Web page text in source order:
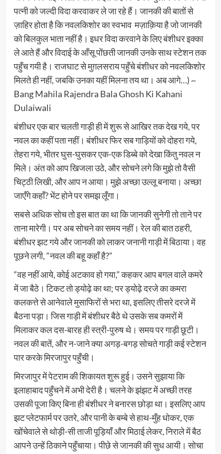
पत्नी को जल्दी विदा करवाकर ले जा रहे हैं। जानकी की बातों से
ज़ाहिर होता है कि नवलकिशोर का स्वभाव मज़ाक़िया है जो जानकी
को बिलकुल भाता नहीं है। इधर विदा करवाने के लिए बंशीधर इक्का
ले आते हैं और विदाई के आँसू पोंछती जानकी उनके साथ स्टेशन तक
पहुँच गयी है। राजघाट से मुग़लसराय पहुँचे बंशीधर को नवलकिशोर
मिलते ही नहीं, जबकि उनका यहीं मिलना तय था। अब आगे…) ~
Bang Mahila Rajendra Bala Ghosh Ki Kahani
Dulaiwali
बंशीधर एक बार चलती गाड़ी ही में शुरू से आखिर तक देख गये, पर
नवल का कहीं पता नहीं। बंशीधर फिर सब गाड़ियों को दोहरा गये,
तेहरा गये, भीतर घुस-घुसकर एक-एक डिब्बे को देखा किंतु नवल न
मिले। अंत को आप खिजला उठे, और सोचने लगे कि मुझे तो वैसी
चिट्ठी लिखी, और आप न आया। मुझे अच्छा उल्लू बनाया। अच्छा
जाएँगे कहाँ? भेंट होने पर समझ लूँगा।
सबसे अधिक सोच तो इस बात का था कि जानकी सुनेगी तो ताने पर
ताना मारेगी। पर अब सोचने का समय नहीं। रेल की बात ठहरी,
बंशीधर झट गये और जानकी को लाकर जनानी गाड़ी में बिठाया। वह
पूछने लगी, “नवल की बहू कहाँ है?”
“वह नहीं आये, कोई अटकाव हो गया,” कहकर आप बगल वाले कमरे
में जा बैठे। टिकट तो ड्योढ़े का था; पर ड्योढ़े दरजे का कमरा
कलकत्ते से आनेवाले मुसाफिरों से भरा था, इसलिए तीसरे दरजे में
बैठना पड़ा। जिस गाड़ी में बंशीधर बैठे थे उसके सब कमरों में
मिलाकर कल दस-बारह ही स्त्री-पुरुष थे। समय पर गाड़ी छूटी।
नवल की बातें, और न-जाने क्या अगड़-बगड़ सोचते गाड़ी कई स्टेशन
पार करके मिरजापुर पहुँची।
मिरजापुर में पेटराम की शिकायत शुरू हुई। उसने सुझाया कि
इलाहाबाद पहुँचने में अभी देरी है। चलने के झंझट में अच्छी तरह
उसकी पूजा किए बिना ही बंशीधर ने बनारस छोड़ा था। इसलिए आप
झट प्लेटफार्म पर उतरे, और पानी के बम्बे से हाथ-मुँह धोकर, एक
खोंचेवाले से थोड़ी-सी ताजी पूड़ियाँ और मिठाई लेकर, निराले में बैठ
आपने उन्हें ठिकाने पहुँचाया। पीछे से जानकी की सुध आयी। सोचा